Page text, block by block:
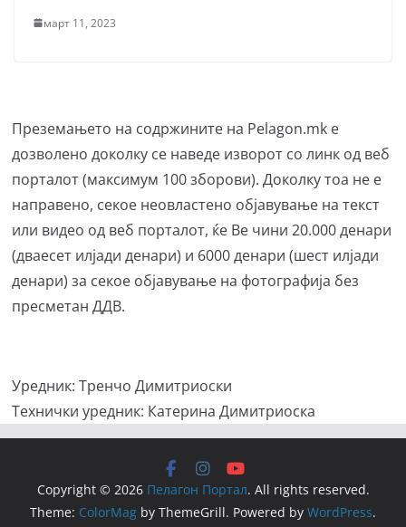
март 11, 2023
Преземањето на содржините на Pelagon.mk е
дозволено доколку се наведе изворот со линк од веб
порталот (максимум 100 зборови). Доколку тоа не е
направено, секое неовластено објавување на текст
или видео од веб порталот, ќе Ве чини 20.000 денари
(дваесет илјади денари) и 6000 денари (шест илјади
денари) за секое објавување на фотографија без
пресметан ДДВ.
Уредник: Тренчо Димитриоски
Технички уредник: Катерина Димитриоска
Copyright © 2026 Пелагон Портал. All rights reserved.
Theme: ColorMag by ThemeGrill. Powered by WordPress.